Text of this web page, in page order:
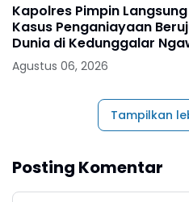
Kapolres Pimpin Langsung
Kasus Penganiayaan
Dunia di Kedunggalar
Agustus 06, 2026
Tampilkan
Posting Komentar